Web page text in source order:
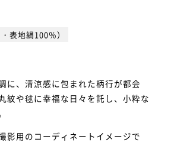
表地絹100％）
に、清涼感に包まれた柄行が都会
紋や毬に幸福な日々を託し、小粋な
影用のコーディネートイメージで